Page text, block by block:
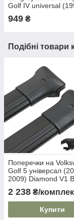
Golf IV universal
949 ₴
Подібні товари
Поперечки на
Golf 5 універсал
2009) Diamond V1
На стандартні
Без замка. Чорні
2 238 ₴/
Купити